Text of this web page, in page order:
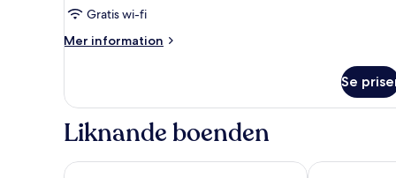
Gratis wi-fi
Mer information
Mer
-
dubbelsängar
Se
Liknande boenden
Apex City of Edinburgh Hotel Apex